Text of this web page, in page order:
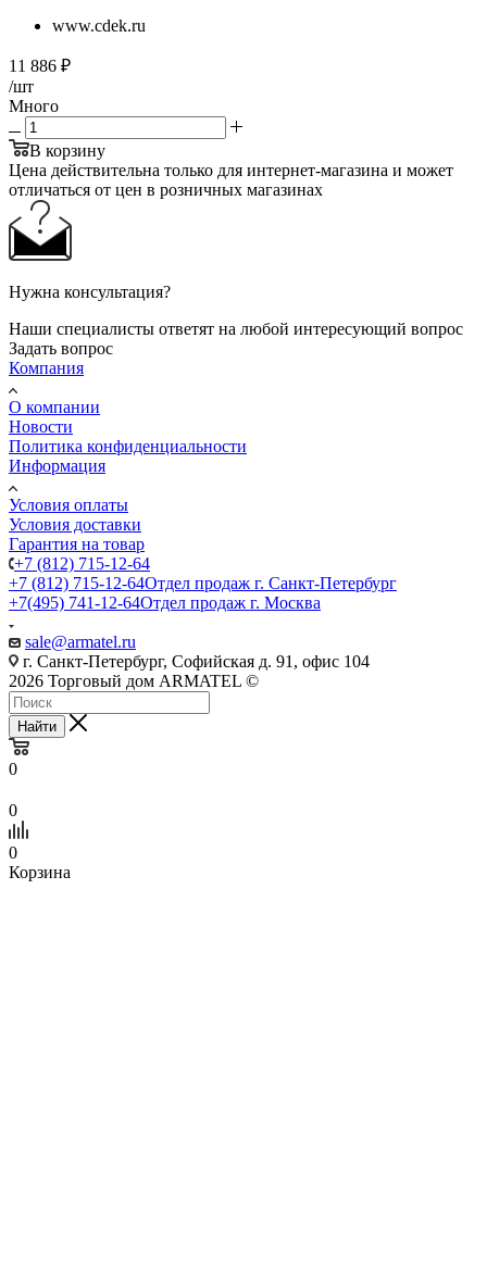
www.cdek.ru
11 886 ₽
/шт
Много
В корзину
Цена действительна только для интернет-магазина и может
отличаться от цен в розничных магазинах
Нужна консультация?
Наши специалисты ответят на любой интересующий вопрос
Задать вопрос
Компания
О компании
Новости
Политика конфиденциальности
Информация
Условия оплаты
Условия доставки
Гарантия на товар
+7 (812) 715-12-64
+7 (812) 715-12-64Отдел продаж г. Санкт-Петербург
+7(495) 741-12-64Отдел продаж г. Москва
sale@armatel.ru
г. Санкт-Петербург, Софийская д. 91, офис 104
2026 Торговый дом ARMATEL ©
Найти
0
0
0
Корзина